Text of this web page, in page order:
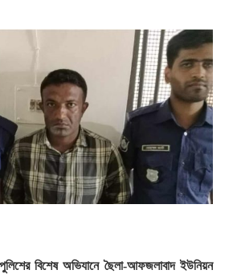
বিশেষ অভিযানে ছৈলা-আফজলাবাদ ইউনিয়ন